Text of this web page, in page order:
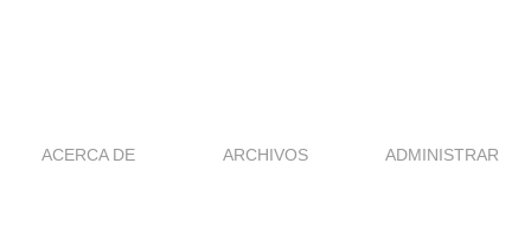
ACERCA DE ARCHIVOS ADMINISTRAR